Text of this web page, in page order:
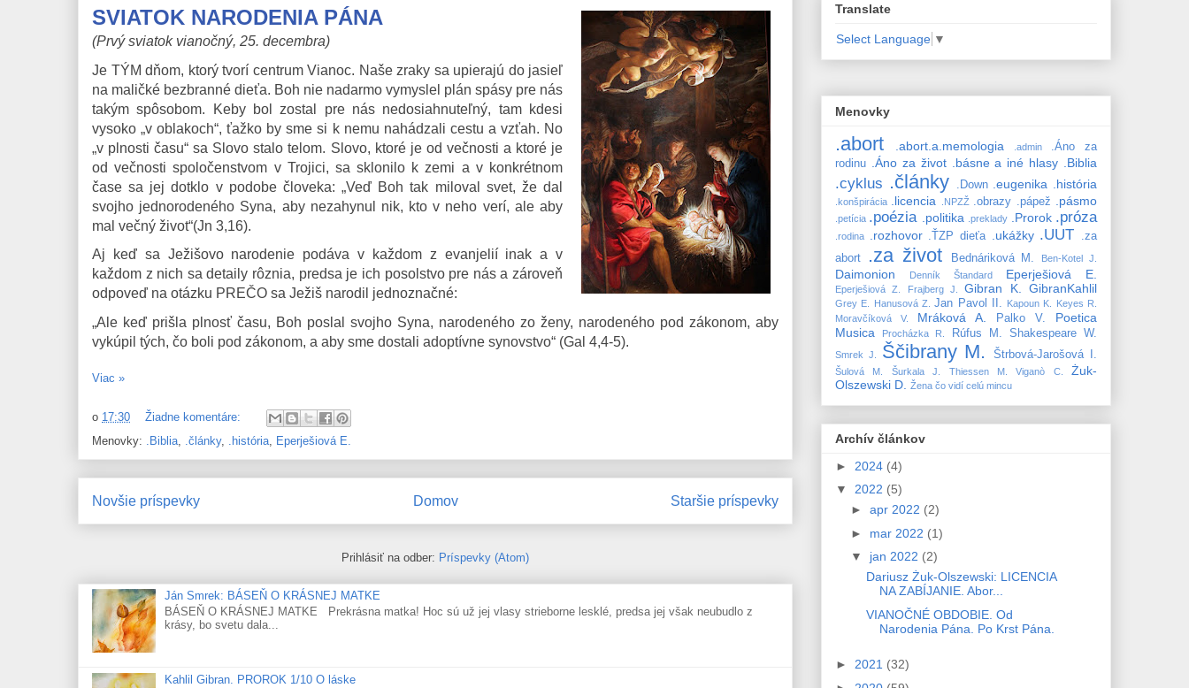
SVIATOK NARODENIA PÁNA
(Prvý sviatok vianočný, 25. decembra)
Je TÝM dňom, ktorý tvorí centrum Vianoc. Naše zraky sa upierajú do jasieľ
na maličké bezbranné dieťa. Boh nie nadarmo vymyslel plán spásy pre nás
takým spôsobom. Keby bol zostal pre nás nedosiahnuteľný, tam kdesi
vysoko „v oblakoch“, ťažko by sme si k nemu nahádzali cestu a vzťah. No
„v plnosti času“ sa Slovo stalo telom. Slovo, ktoré je od večnosti a ktoré je
od večnosti spoločenstvom v Trojici, sa sklonilo k zemi a v konkrétnom
čase sa jej dotklo v podobe človeka: „Veď Boh tak miloval svet, že dal
svojho jednorodeného Syna, aby nezahynul nik, kto v neho verí, ale aby
mal večný život“(Jn 3,16).
Aj keď sa Ježišovo narodenie podáva v každom z evanjelií inak a v
každom z nich sa detaily rôznia, predsa je ich posolstvo pre nás a zároveň
odpoveď na otázku PREČO sa Ježiš narodil jednoznačné:
„Ale keď prišla plnosť času, Boh poslal svojho Syna, narodeného zo ženy, narodeného pod zákonom, aby
vykúpil tých, čo boli pod zákonom, a aby sme dostali adoptívne synovstvo“ (Gal 4,4-5).
Viac »
o 17:30
Žiadne komentáre:
Menovky: .Biblia, .články, .história, Eperješiová E.
Novšie príspevky Staršie príspevky
Domov
Prihlásiť na odber: Príspevky (Atom)
Ján Smrek: BÁSEŇ O KRÁSNEJ MATKE
BÁSEŇ O KRÁSNEJ MATKE Prekrásna matka! Hoc sú už jej vlasy strieborne lesklé, predsa jej však neubudlo z
krásy, bo svetu dala...
Kahlil Gibran. PROROK 1/10 O láske
Translate
Select Language ▼
Menovky
.abort .abort.a.memologia .admin
.Áno za
rodinu
.Áno za život .básne a iné hlasy .Biblia
.cyklus .články .Down .eugenika .história
.konšpirácia .licencia .NPZŽ .obrazy .pápež .pásmo
.petícia .poézia .politika .preklady .Prorok .próza
.rodina .rozhovor .ŤZP dieťa .ukážky .UUT
.za
abort
.za život Bednáriková M. Ben-Kotel J.
Daimonion Denník Štandard Eperješiová E.
Eperješiová Z. Frajberg J. Gibran K. GibranKahlil
Grey E. Hanusová Z. Jan Pavol II. Kapoun K.
Keyes R.
Moravčíková V.
Mráková A. Palko V.
Poetica
Musica
Procházka R. Rúfus M. Shakespeare W.
Smrek J. Ščibrany M. Štrbová-Jarošová I.
Šulová M. Šurkala J. Thiessen M. Viganò C.
Żuk-
Olszewski D.
Žena čo vidí celú mincu
Archív článkov
► 2024 (4)
▼ 2022 (5)
► apr 2022 (2)
► mar 2022 (1)
▼ jan 2022 (2)
Dariusz Żuk-Olszewski: LICENCIA
NA ZABÍJANIE. Abor...
VIANOČNÉ OBDOBIE. Od
Narodenia Pána. Po Krst Pána.
► 2021 (32)